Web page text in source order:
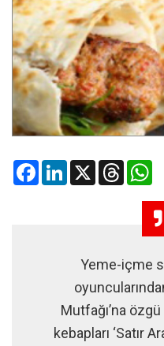
FacebookLinkedIn
X Threads
Yeme-içme
Mutfağı’na
kebapları ‘Satır